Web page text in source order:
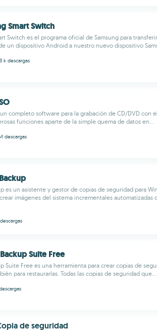
Smart Switch
Switch es el programa oficial de Samsung para
un dispositivo Android a nuestro nuevo dispositivo
k descargas
un completo software para la grabación de CD/DVD con
funciones aparte de la simple quema de datos en...
descargas
es un asistente y gestor de copias de seguridad para
imágenes del sistema incrementales automatizadas
descargas
Suite Free
Suite Free es una herramienta para crear copias de
para restaurarlas. Todas las copias de seguridad que...
de seguridad